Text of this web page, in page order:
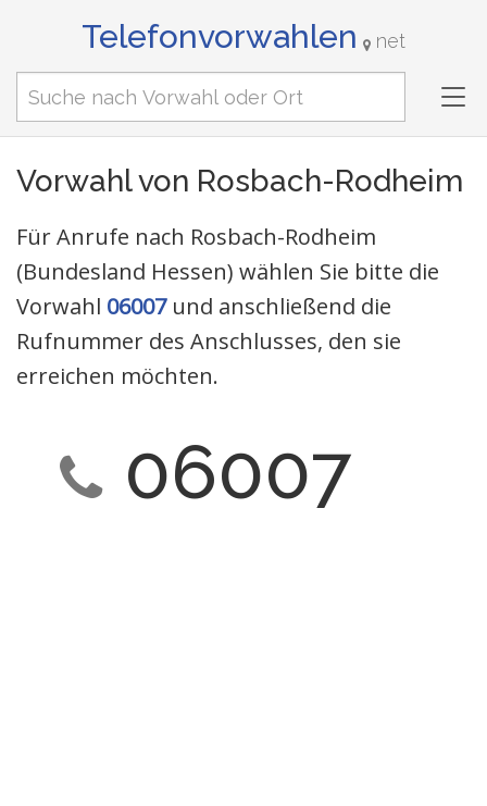
Telefonvorwahlen net
Vorwahl von Rosbach-Rodheim
Für Anrufe nach Rosbach-Rodheim
(Bundesland Hessen) wählen Sie bitte die
Vorwahl 06007und anschließend die
Rufnummer des Anschlusses, den sie
erreichen möchten.
06007